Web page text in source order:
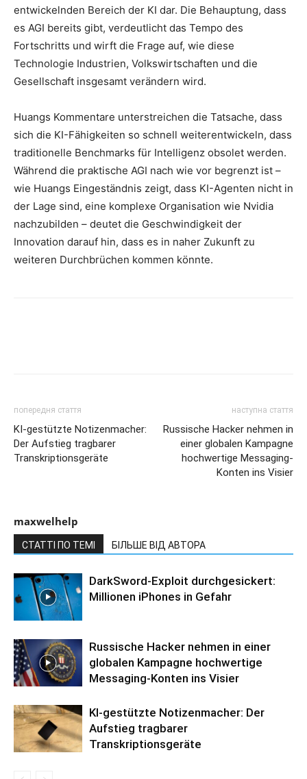
entwickelnden Bereich der KI dar. Die Behauptung, dass
es AGI bereits gibt, verdeutlicht das Tempo des
Fortschritts und wirft die Frage auf, wie diese
Technologie Industrien, Volkswirtschaften und die
Gesellschaft insgesamt verändern wird.
Huangs Kommentare unterstreichen die Tatsache, dass
sich die KI-Fähigkeiten so schnell weiterentwickeln, dass
traditionelle Benchmarks für Intelligenz obsolet werden.
Während die praktische AGI nach wie vor begrenzt ist –
wie Huangs Eingeständnis zeigt, dass KI-Agenten nicht in
der Lage sind, eine komplexe Organisation wie Nvidia
nachzubilden – deutet die Geschwindigkeit der
Innovation darauf hin, dass es in naher Zukunft zu
weiteren Durchbrüchen kommen könnte.
попередня стаття
KI-gestützte Notizenmacher:
Der Aufstieg tragbarer
Transkriptionsgeräte
наступна стаття
Russische Hacker nehmen in
einer globalen Kampagne
hochwertige Messaging-
Konten ins Visier
maxwelhelp
СТАТТІ ПО ТЕМІ БІЛЬШЕ ВІД АВТОРА
DarkSword-Exploit durchgesickert:
Millionen iPhones in Gefahr
Russische Hacker nehmen in einer
globalen Kampagne hochwertige
Messaging-Konten ins Visier
KI-gestützte Notizenmacher: Der
Aufstieg tragbarer
Transkriptionsgeräte